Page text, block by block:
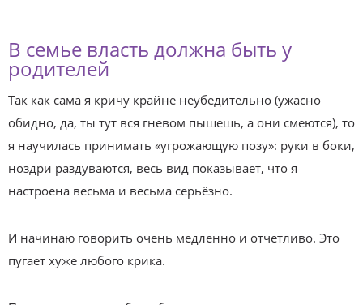
В семье власть должна быть у
родителей
Так как сама я кричу крайне неубедительно (ужасно
обидно, да, ты тут вся гневом пышешь, а они смеются), то
я научилась принимать «угрожающую позу»: руки в боки,
ноздри раздуваются, весь вид показывает, что я
настроена весьма и весьма серьёзно.
И начинаю говорить очень медленно и отчетливо. Это
пугает хуже любого крика.